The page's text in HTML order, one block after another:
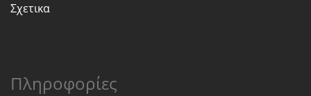
Σχετικα
Πληροφορίες